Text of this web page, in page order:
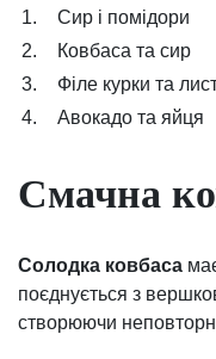
1.
Сир і помідори
2.
Ковбаса та сир
3.
Філе курки та
4.
Авокадо та яйця
Смачна
Солодка ковбаса
поєднується з
створюючи